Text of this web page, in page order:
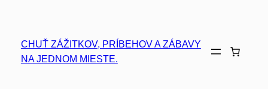
CHUŤ ZÁŽITKOV, PRÍBEHOV A ZÁBAVY
NA JEDNOM MIESTE.